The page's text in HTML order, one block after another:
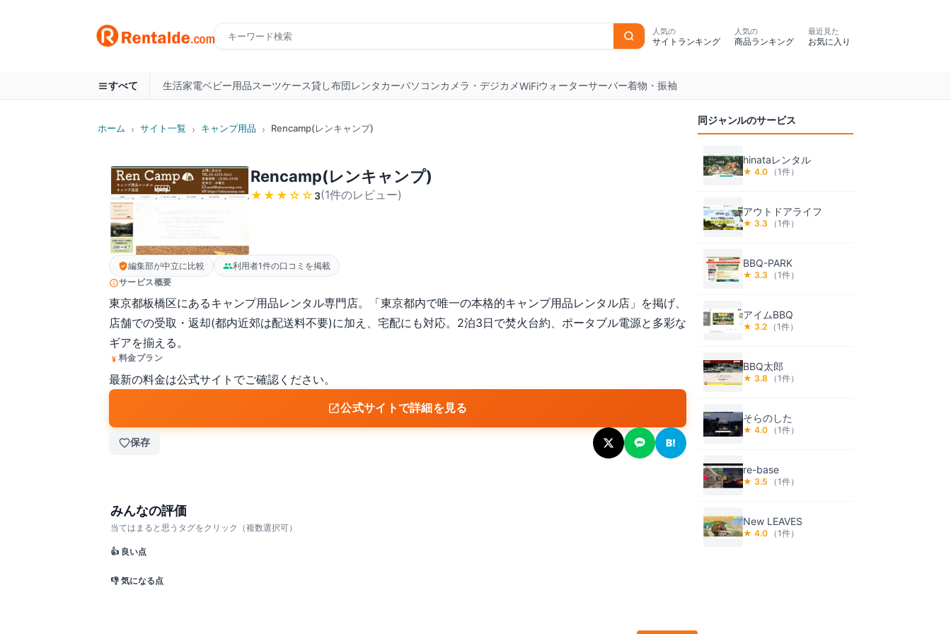
人気の
サイトランキング
人気の
商品ランキング
最近見た
お気に入り
すべて 生活家電ベビー用品スーツケース貸し布団レンタカーパソコンカメラ・デジカメWiFiウォーターサーバー着物・振袖
ホーム › サイト一覧 › キャンプ用品 › Rencamp(レンキャンプ)
Rencamp(レンキャンプ)
★★★ ☆☆ 3(1件のレビュー)
編集部が中立に比較
利用者1件の口コミを掲載
サービス概要
東京都板橋区にあるキャンプ用品レンタル専門店。「東京都内で唯一の本格的キャンプ用品レンタル店」を掲げ、
店舗での受取・返却(都内近郊は配送料不要)に加え、宅配にも対応。2泊3日で焚火台約、ポータブル電源と多彩な
ギアを揃える。
料金プラン
最新の料金は公式サイトでご確認ください。
公式サイトで詳細を見る
保存 B!
みんなの評価
当てはまると思うタグをクリック（複数選択可）
👍 良い点
👎 気になる点
同ジャンルのサービス
hinataレンタル
★ 4.0 （1件）
アウトドアライフ
★ 3.3 （1件）
BBQ-PARK
★ 3.3 （1件）
アイムBBQ
★ 3.2 （1件）
BBQ太郎
★ 3.8 （1件）
そらのした
★ 4.0 （1件）
re-base
★ 3.5 （1件）
New LEAVES
★ 4.0 （1件）